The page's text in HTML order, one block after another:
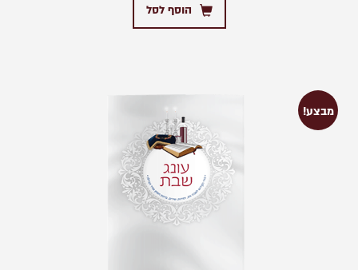
הוסף לסל
מבצע!